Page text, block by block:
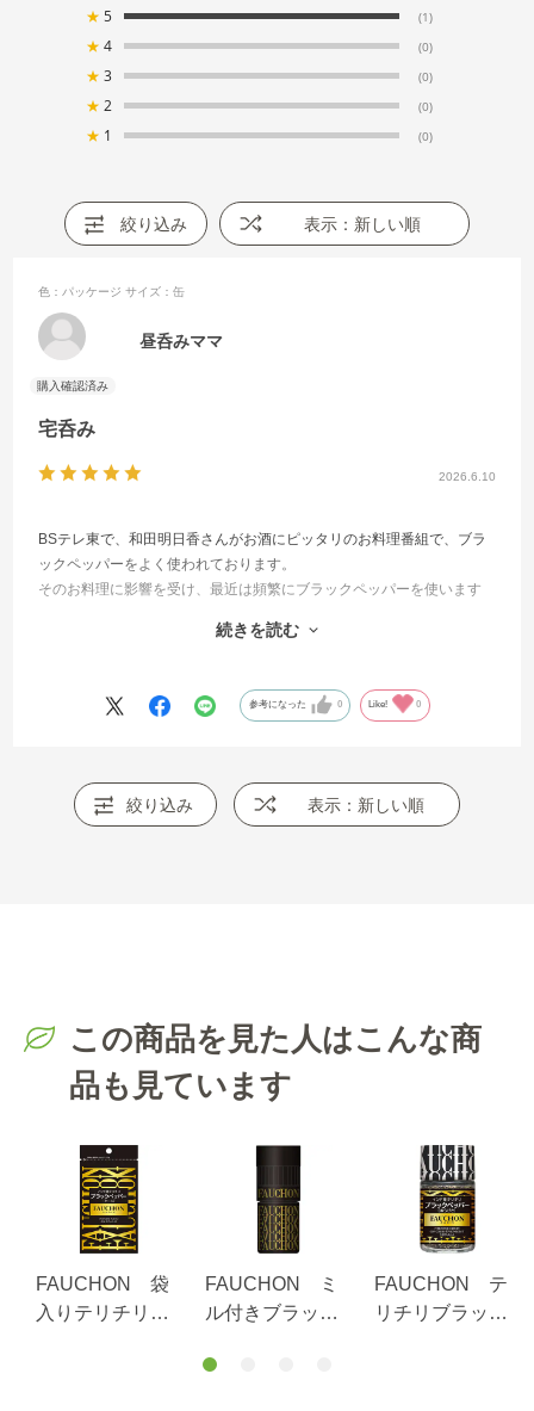
★ 5 (1)
★ 4 (0)
★ 3 (0)
★ 2 (0)
★ 1 (0)
絞り込み 表示：新しい順
2026.6.10
宅呑み
色：パッケージ サイズ：缶
昼呑みママ
BSテレ東で、和田明日香さんがお酒にピッタリのお料理番組で、ブラ
ックペッパーをよく使われております。
そのお料理に影響を受け、最近は頻繁にブラックペッパーを使います
こんなにブラックペッパーを使うとは自分でも驚きですが、スパイス
続きを読む
参考になった 0 Like! 0
絞り込み 表示：新しい順
この商品を見た人はこんな商
品も見ています
FAUCHON 袋
入りテリチリブ
FAUCHON ミ
ル付きブラック
FAUCHON テ
リチリブラック